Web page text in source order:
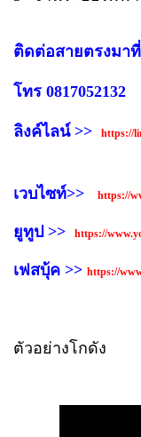
ติดต่อสายตรงมา
โทร
ลิงค์ไลน์ >> https://
เวบไซท์>> https://
ยูทูป >> https://
เฟสบุ้ค >> https://
ตัวอย่างโกดัง